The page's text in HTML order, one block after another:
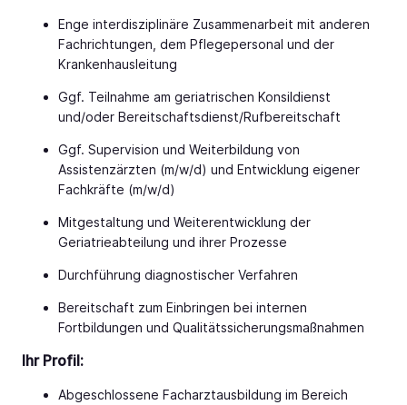
Enge interdisziplinäre Zusammenarbeit mit anderen
Fachrichtungen, dem Pflegepersonal und der
Krankenhausleitung
Ggf. Teilnahme am geriatrischen Konsildienst
und/oder Bereitschaftsdienst/Rufbereitschaft
Ggf. Supervision und Weiterbildung von
Assistenzärzten (m/w/d) und Entwicklung eigener
Fachkräfte (m/w/d)
Mitgestaltung und Weiterentwicklung der
Geriatrieabteilung und ihrer Prozesse
Durchführung diagnostischer Verfahren
Bereitschaft zum Einbringen bei internen
Fortbildungen und Qualitätssicherungsmaßnahmen
Ihr Profil:
Abgeschlossene Facharztausbildung im Bereich